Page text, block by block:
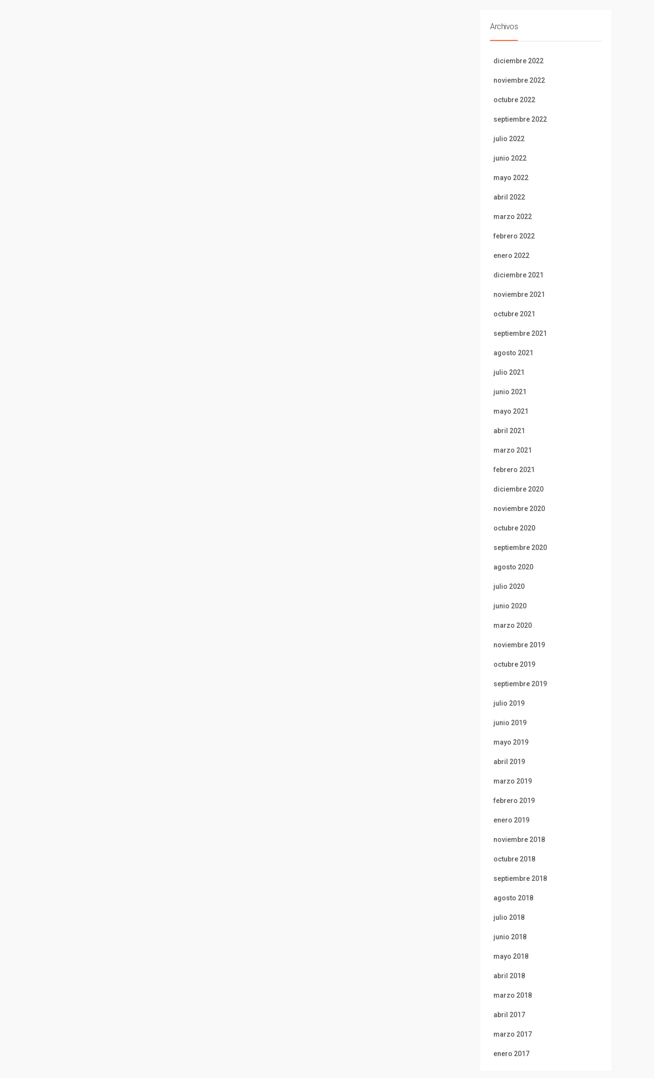
Archivos
diciembre 2022
noviembre 2022
octubre 2022
septiembre 2022
julio 2022
junio 2022
mayo 2022
abril 2022
marzo 2022
febrero 2022
enero 2022
diciembre 2021
noviembre 2021
octubre 2021
septiembre 2021
agosto 2021
julio 2021
junio 2021
mayo 2021
abril 2021
marzo 2021
febrero 2021
diciembre 2020
noviembre 2020
octubre 2020
septiembre 2020
agosto 2020
julio 2020
junio 2020
marzo 2020
noviembre 2019
octubre 2019
septiembre 2019
julio 2019
junio 2019
mayo 2019
abril 2019
marzo 2019
febrero 2019
enero 2019
noviembre 2018
octubre 2018
septiembre 2018
agosto 2018
julio 2018
junio 2018
mayo 2018
abril 2018
marzo 2018
abril 2017
marzo 2017
enero 2017